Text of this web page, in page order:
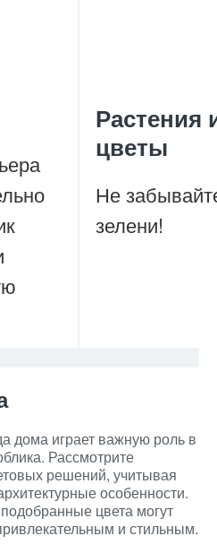
Растения
цветы
Не
зелени!
дома играет важную роль в
Рассмотрите
решений, учитывая
особенности.
цвета могут
и стильным.